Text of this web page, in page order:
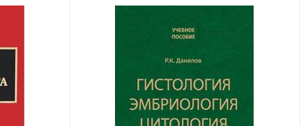
специалистов в области морфологической